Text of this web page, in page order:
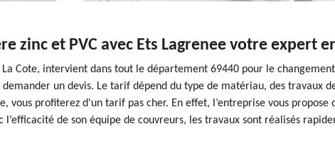
zinc et PVC avec Ets Lagrenee votre expert
Cote, intervient dans tout le département 69440 pour le
un devis. Le tarif dépend du type de matériau, des travaux
profiterez d'un tarif pas cher. En effet, l’entreprise vous propose
de son équipe de couvreurs, les travaux sont réalisés